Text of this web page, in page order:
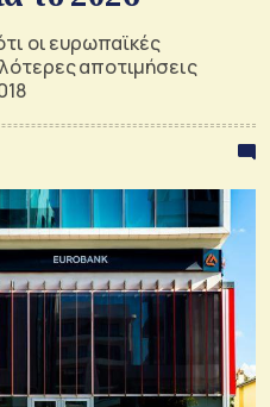
οι ευρωπαϊκές
αποτιμήσεις